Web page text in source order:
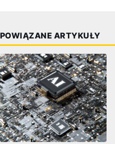
POWIĄZANE ARTYKUŁY